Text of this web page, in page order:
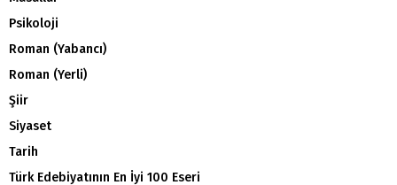
Psikoloji
Roman (Yabancı)
Roman (Yerli)
Şiir
Siyaset
Tarih
Türk Edebiyatının En İyi 100 Eseri